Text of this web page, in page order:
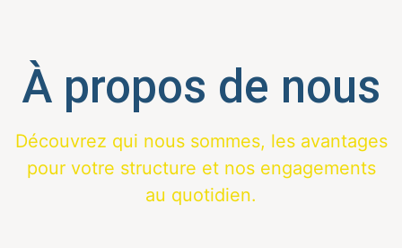
À propos de nous
Découvrez qui nous sommes, les avantages
pour votre structure et nos engagements
au quotidien.